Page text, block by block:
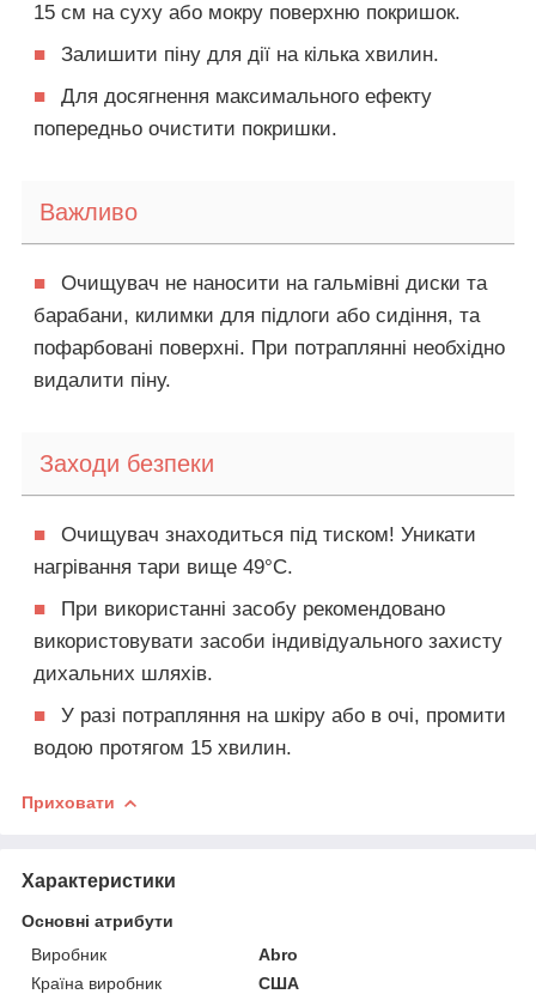
15 см на суху або мокру поверхню покришок.
■
Залишити піну для дії на кілька хвилин.
■
Для досягнення максимального ефекту
попередньо очистити покришки.
Важливо
■
Очищувач не наносити на гальмівні диски та
барабани, килимки для підлоги або сидіння, та
пофарбовані поверхні. При потраплянні необхідно
видалити піну.
Заходи безпеки
■
Очищувач знаходиться під тиском! Уникати
нагрівання тари вище 49°С.
■
При використанні засобу рекомендовано
використовувати засоби індивідуального захисту
дихальних шляхів.
■
У разі потрапляння на шкіру або в очі, промити
водою протягом 15 хвилин.
Приховати
Характеристики
Основні атрибути
Виробник
Abro
Країна виробник
США